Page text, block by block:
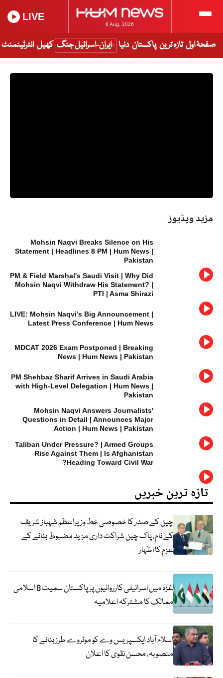
6 Aug, 2026
LIVE
صفحۂ اول تازہ ترین پاکستان دنیا ایران-اسرائیل جنگ کھیل انٹرٹینمنٹ
مزید ویڈیوز
Mohsin Naqvi Breaks Silence on His
Statement | Headlines 8 PM | Hum News |
Pakistan
PM & Field Marshal's Saudi Visit | Why Did
Mohsin Naqvi Withdraw His Statement? |
PTI | Asma Shirazi
LIVE: Mohsin Naqvi’s Big Announcement |
Latest Press Conference | Hum News
MDCAT 2026 Exam Postponed | Breaking
News | Hum News | Pakistan
PM Shehbaz Sharif Arrives in Saudi Arabia
with High-Level Delegation | Hum News |
Pakistan
Mohsin Naqvi Answers Journalists'
Questions in Detail | Announces Major
Action | Hum News | Pakistan
Taliban Under Pressure? | Armed Groups
Rise Against Them | Is Afghanistan
Heading Toward Civil War?
تازہ ترین خبریں
چین کے صدر کا خصوصی خط وزیراعظم شہباز شریف
کے نام، پاک چین شراکت داری مزید مضبوط بنانے کے
عزم کا اظہار
غزہ میں اسرائیلی کارروائیوں پر پاکستان سمیت 8 اسلامی
ممالک کا مشترکہ اعلامیہ
اسلام آباد ایکسپریس وے کو موٹروے طرز بنانے کا
منصوبہ، محسن نقوی کا اعلان